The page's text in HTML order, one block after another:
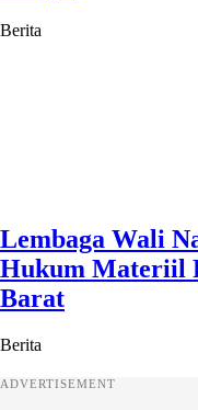
Berita
Lembaga Wali
Hukum Materiil
Barat
Berita
ADVERTISEMENT